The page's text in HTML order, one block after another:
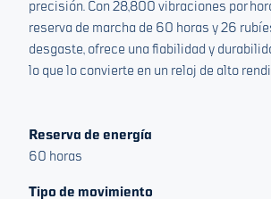
precisión. Con 28,800 vibraciones por
reserva de marcha de 60 horas y 26
desgaste, ofrece una fiabilidad y
lo que lo convierte en un reloj de alto
Reserva de energía
60 horas
Tipo de movimiento